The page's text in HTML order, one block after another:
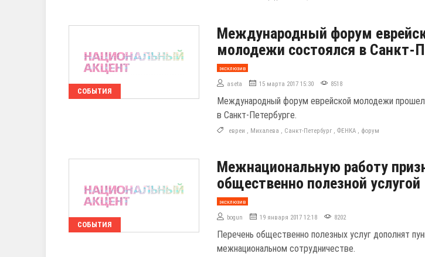
СОБЫТИЯ
Международный форум
молодежи состоялся в Санкт-
эксклюзив
aseta 15 марта 2017 15:30 8518
Международный форум еврейской молодежи
в Санкт-Петербурге.
евреи , Михалева , Санкт-Петербург ,ФЕНКА , форум
СОБЫТИЯ
Межнациональную работу
общественно полезной услугой
эксклюзив
bogun 19 января 2017 12:18 8202
Перечень общественно полезных услуг дополнят
межнациональном сотрудничестве.